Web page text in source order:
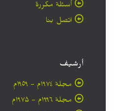
أسئلة مكررة
اتصل بنا
أرشيف
مجلة ۱۹۷٤م - ١٩٥٩م
مجلة ۱۹۹٦م - ۱۹۷۵م